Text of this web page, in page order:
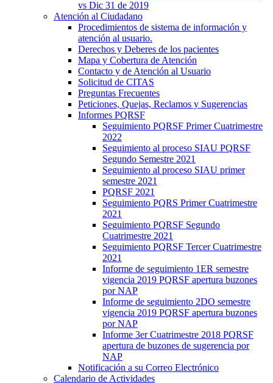
vs Dic 31 de 2019
Atención al Ciudadano
Procedimientos de sistema de información y
atención al usuario.
Derechos y Deberes de los pacientes
Mapa y Cobertura de Atención
Contacto y de Atención al Usuario
Solicitud de CITAS
Preguntas Frecuentes
Peticiones, Quejas, Reclamos y Sugerencias
Informes PQRSF
Seguimiento PQRSF Primer Cuatrimestre
2022
Seguimiento al proceso SIAU PQRSF
Segundo Semestre 2021
Seguimiento al proceso SIAU primer
semestre 2021
PQRSF 2021
Seguimiento PQRS Primer Cuatrimestre
2021
Seguimiento PQRSF Segundo
Cuatrimestre 2021
Seguimiento PQRSF Tercer Cuatrimestre
2021
Informe de seguimiento 1ER semestre
vigencia 2019 PQRSF apertura buzones
por NAP
Informe de seguimiento 2DO semestre
vigencia 2019 PQRSF apertura buzones
por NAP
Informe 3er Cuatrimestre 2018 PQRSF
apertura de buzones de sugerencia por
NAP
Notificación a su Correo Electrónico
Calendario de Actividades